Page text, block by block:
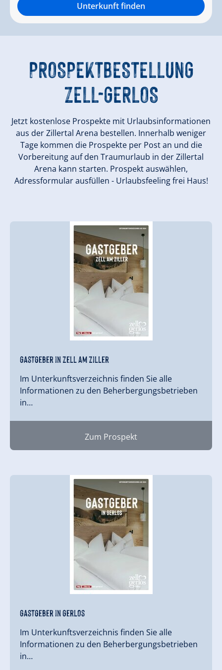
Unterkunft finden
PROSPEKTBESTELLUNG
ZELL-GERLOS
Jetzt kostenlose Prospekte mit Urlaubsinformationen
aus der Zillertal Arena bestellen. Innerhalb weniger
Tage kommen die Prospekte per Post an und die
Vorbereitung auf den Traumurlaub in der Zillertal
Arena kann starten. Prospekt auswählen,
Adressformular ausfüllen - Urlaubsfeeling frei Haus!
Gastgeber in Zell am Ziller
Im Unterkunftsverzeichnis finden Sie alle
Informationen zu den Beherbergungsbetrieben
in…
Zum Prospekt
Gastgeber in Gerlos
Im Unterkunftsverzeichnis finden Sie alle
Informationen zu den Beherbergungsbetrieben
in…